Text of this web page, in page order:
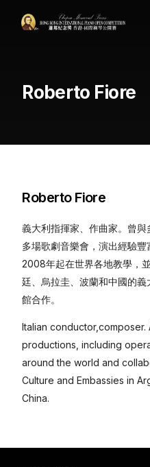
Roberto Fiore
Roberto Fiore
義大利指揮家、作曲家。曾
多場歌劇音樂會，演出經驗豐
2008年起在世界各地教學，
廷、烏拉圭、波蘭和中國的義
館合作。
Italian
productions, including
around the world and
Culture and Embassies in
China.简体中文